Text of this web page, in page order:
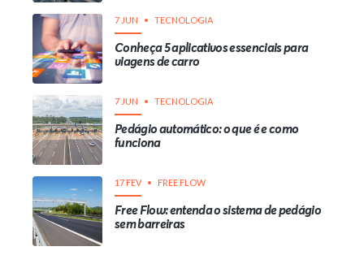
7 JUN TECNOLOGIA
Conheça 5 aplicativos essenciais para
viagens de carro
7 JUN TECNOLOGIA
Pedágio automático: o que é e como
funciona
17 FEV FREE FLOW
Free Flow: entenda o sistema de pedágio
sem barreiras